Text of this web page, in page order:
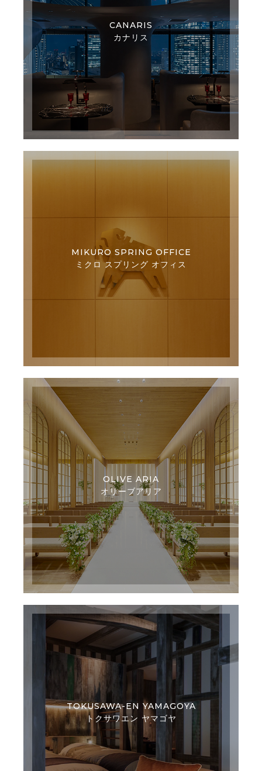
CANARIS
カナリス
MIKURO SPRING OFFICE
ミクロ スプリング オフィス
OLIVE ARIA
オリーブアリア
TOKUSAWA-EN YAMAGOYA
トクサワエン ヤマゴヤ